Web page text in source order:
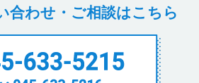
合わせ・ご相談はこちら